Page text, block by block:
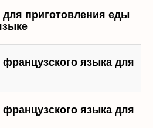
приготовления еды
языка для
языка для